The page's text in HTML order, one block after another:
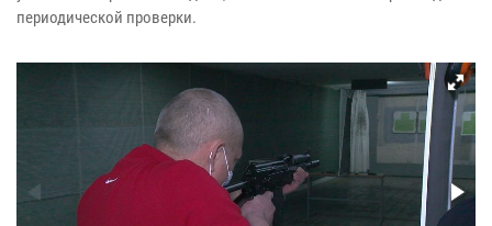
периодической проверки.